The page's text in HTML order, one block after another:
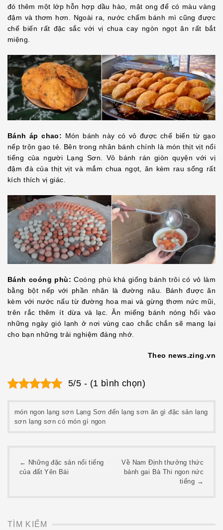
đó thêm một lớp hỗn hợp dầu hào, mật ong để có màu vàng
đậm và thơm hơn. Ngoài ra, nước chấm bánh mì cũng được
chế biến rất đặc sắc với vị chua cay ngòn ngọt ăn rất bắt
miệng.
Bánh áp chao: Món bánh này có vỏ được chế biến từ gạo
nếp trộn gạo tẻ. Bên trong nhân bánh chính là món thịt vịt nổi
tiếng của người Lạng Sơn. Vỏ bánh rán giòn quyện với vị
đậm đà của thịt vịt và mắm chua ngọt, ăn kèm rau sống rất
kích thích vị giác.
Bánh coóng phù: Coóng phù khá giống bánh trôi có vỏ làm
bằng bột nếp với phần nhân là đường nâu. Bánh được ăn
kèm với nước nấu từ đường hoa mai và gừng thơm nức mũi,
trên rắc thêm ít dừa và lạc. Ăn miếng bánh nóng hổi vào
những ngày gió lạnh ở nơi vùng cao chắc chắn sẽ mang lại
cho bạn những trải nghiệm đáng nhớ.
Theo news.zing.vn
5/5 - (1 bình chọn)
món ngon lạng sơn Lạng Sơn đến lạng sơn ăn gì đặc sản lạng
sơn lạng sơn có món gì ngon
Post
← Những đặc sản nổi tiếng
của đất Yên Bái
Về Nam Định thưởng thức
bánh gai Bà Thi ngon nức
tiếng →
TÌM KIẾM